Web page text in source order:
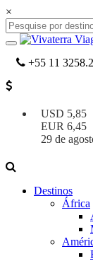
×
+55 11
USD 5,85
EUR 6,45
29 de
Destinos
África